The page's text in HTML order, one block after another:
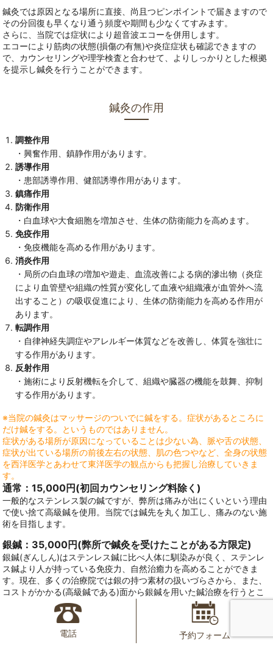
鍼灸では原因となる場所に直接、尚且つピンポイントで届きますので
その分回復も早くなり通う頻度や期間も少なくてすみます。
さらに、当院では症状により超音波エコーを併用します。
エコーにより筋肉の状態(損傷の有無)や炎症症状も確認できますの
で、カウンセリングや理学検査と合わせて、よりしっかりとした根拠
を提示し鍼灸を行うことができます。
鍼灸の作用
調整作用
・興奮作用、鎮静作用があります。
誘導作用
・患部誘導作用、健部誘導作用があります。
鎮痛作用
防衛作用
・白血球や大食細胞を増加させ、生体の防衛能力を高めます。
免疫作用
・免疫機能を高める作用があります。
消炎作用
・局所の白血球の増加や遊走、血流改善による病的滲出物（炎症
により血管壁や組織の性質が変化して血液や組織液が血管外へ流
出すること）の吸収促進により、生体の防衛能力を高める作用が
あります。
転調作用
・自律神経失調症やアレルギー体質などを改善し、体質を強壮に
する作用があります。
反射作用
・施術により反射機転を介して、組織や臓器の機能を鼓舞、抑制
する作用があります。
※当院の鍼灸はマッサージのついでに鍼をする。症状があるところに
だけ鍼をする。というものではありません。
症状がある場所が原因になっていることは少ない為、脈や舌の状態、
症状が出ている場所の前後左右の状態、肌の色つやなど、全身の状態
を西洋医学とあわせて東洋医学の観点からも把握し治療していきま
す。
通常：15,000円(初回カウンセリング料除く)
一般的なステンレス製の鍼ですが、弊所は痛みが出にくいという理由
で使い捨て高級鍼を使用。当院では鍼先を丸く加工し、痛みのない施
術を目指します。
銀鍼：35,000円(弊所で鍼灸を受けたことがある方限定)
銀鍼(ぎんしん)はステンレス鍼に比べ人体に馴染みが良く、ステンレ
ス鍼より人が持っている免疫力、自然治癒力を高めることができま
す。現在、多くの治療院では銀の持つ素材の扱いづらさから、また、
コストがかかる(高級鍼である)面から銀鍼を用いた鍼治療を行うとこ
ろは非常に少なくなりました。銀鍼での鍼治療は以下のようなメリッ
トがあります。今まで受けた鍼で効果がなかった 、痛みやしびれがな
かなか改善されない 方のため、患者様のための提案をさせていただき
電話 予約フォーム